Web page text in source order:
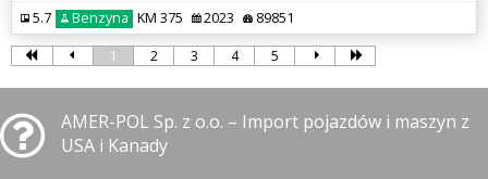
5.7 Benzyna KM 375 2023 89851
1 2 3 4 5
AMER-POL Sp. z o.o. – Import pojazdów i maszyn z
USA i Kanady